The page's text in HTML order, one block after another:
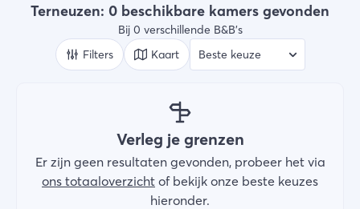
Wie
2 gasten
Zoek
Terneuzen: 0 beschikbare kamers gevonden
Bij 0 verschillende B&B's
Filters
Kaart
Verleg je grenzen
Er zijn geen resultaten gevonden, probeer het via
ons totaaloverzicht of bekijk onze beste keuzes
hieronder.